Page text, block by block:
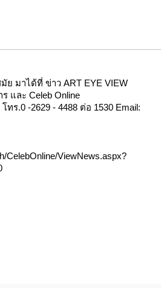
ย มาได้ที่ ข่าว ART EYE VIEW
และ Celeb Online
ทร.0 -2629 - 4488 ต่อ 1530 Email:
CelebOnline/ViewNews.aspx?